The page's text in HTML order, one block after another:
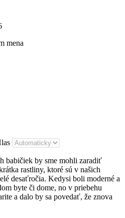
mena
babičiek by sme mohli zaradiť
rastliny, ktoré sú v našich
desaťročia. Kedysi boli moderné a
byte či dome, no v priebehu
a dalo by sa povedať, že znova